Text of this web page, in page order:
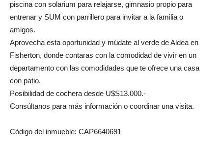
piscina con solarium para relajarse, gimnasio propio para
entrenar y SUM con parrillero para invitar a la familia o
amigos.
Aprovecha esta oportunidad y múdate al verde de Aldea en
Fisherton, donde contaras con la comodidad de vivir en un
departamento con las comodidades que te ofrece una casa
con patio.
Posibilidad de cochera desde U$S13.000.-
Consúltanos para más información o coordinar una visita.
Código del inmueble: CAP6640691